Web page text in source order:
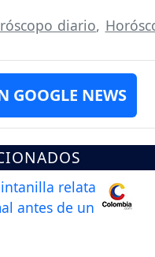
diario,
GOOGLE NEWS